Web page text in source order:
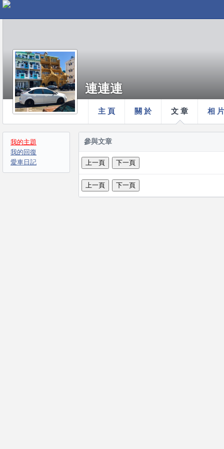
主 頁 關 於 文 章 相 片
連連連
我的主題
我的回復
愛車日記
參與文章